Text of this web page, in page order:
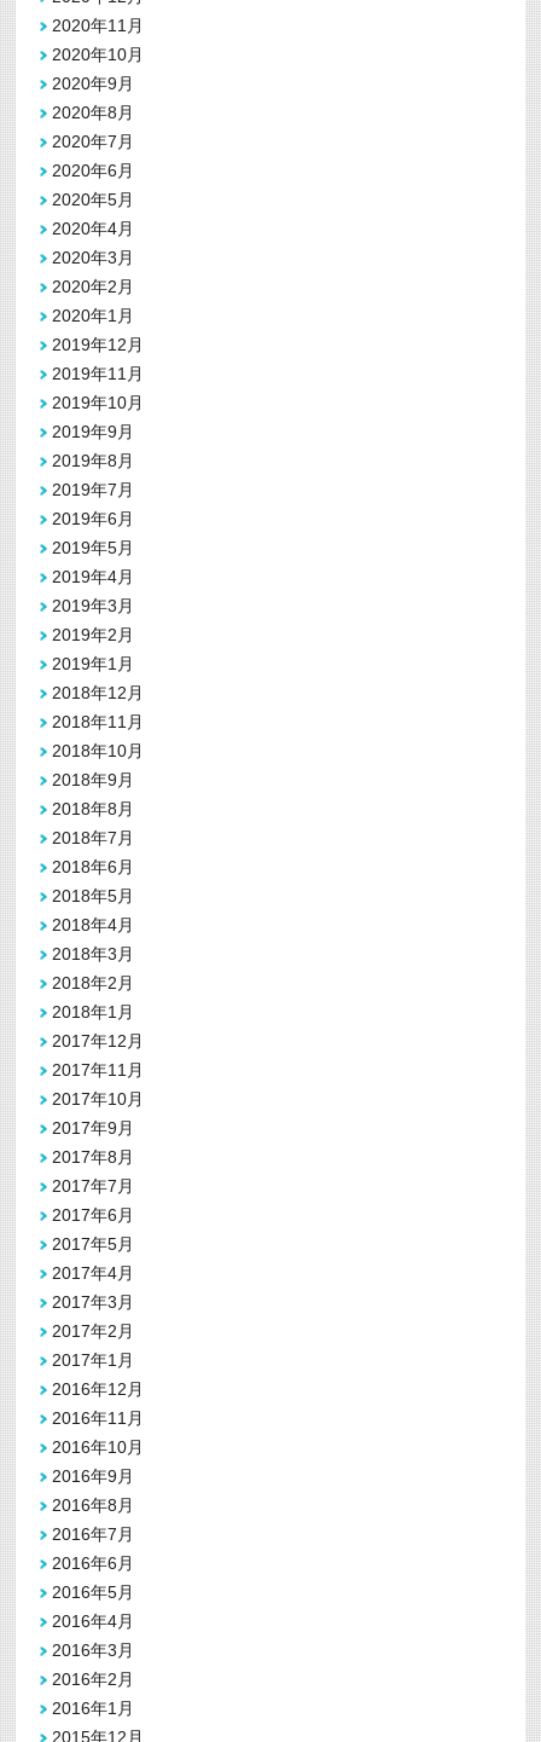
2020年11月
2020年10月
2020年9月
2020年8月
2020年7月
2020年6月
2020年5月
2020年4月
2020年3月
2020年2月
2020年1月
2019年12月
2019年11月
2019年10月
2019年9月
2019年8月
2019年7月
2019年6月
2019年5月
2019年4月
2019年3月
2019年2月
2019年1月
2018年12月
2018年11月
2018年10月
2018年9月
2018年8月
2018年7月
2018年6月
2018年5月
2018年4月
2018年3月
2018年2月
2018年1月
2017年12月
2017年11月
2017年10月
2017年9月
2017年8月
2017年7月
2017年6月
2017年5月
2017年4月
2017年3月
2017年2月
2017年1月
2016年12月
2016年11月
2016年10月
2016年9月
2016年8月
2016年7月
2016年6月
2016年5月
2016年4月
2016年3月
2016年2月
2016年1月
2015年12月